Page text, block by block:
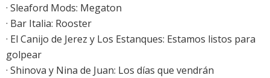
· Sleaford Mods: Megaton
· Bar Italia: Rooster
· El Canijo de Jerez y Los Estanques: Estamos listos para
golpear
· Shinova y Nina de Juan: Los días que vendrán